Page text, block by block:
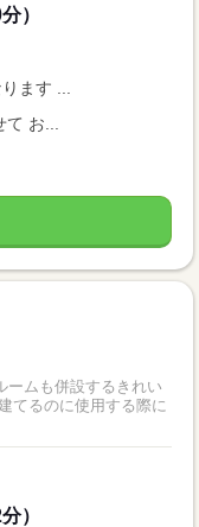
）
ます ...
お...
ームも併設するきれい
）